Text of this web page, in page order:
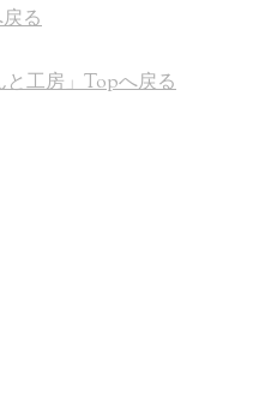
る
工房」Topへ戻る